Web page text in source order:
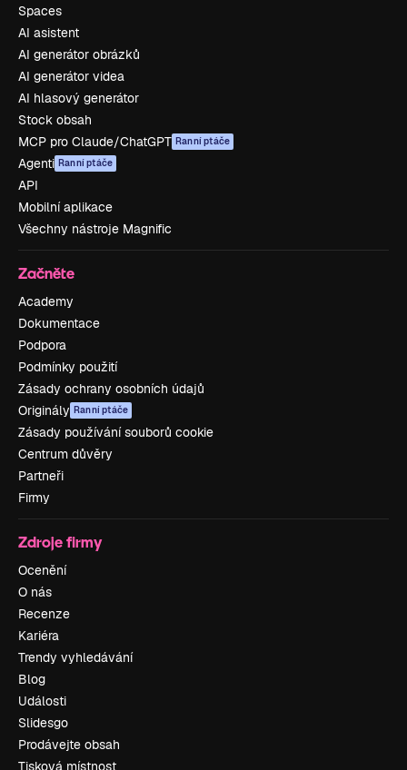
Spaces
AI asistent
AI generátor obrázků
AI generátor videa
AI hlasový generátor
Stock obsah
MCP pro Claude/ChatGPT Ranní ptáče
Agenti Ranní ptáče
API
Mobilní aplikace
Všechny nástroje Magnific
Začněte
Academy
Dokumentace
Podpora
Podmínky použití
Zásady ochrany osobních údajů
Originály Ranní ptáče
Zásady používání souborů cookie
Centrum důvěry
Partneři
Firmy
Zdroje firmy
Ocenění
O nás
Recenze
Kariéra
Trendy vyhledávání
Blog
Události
Slidesgo
Prodávejte obsah
Tisková místnost